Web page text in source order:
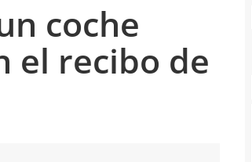
coche
el recibo de